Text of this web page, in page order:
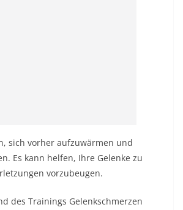
sich vorher aufzuwärmen und
Es kann helfen, Ihre Gelenke zu
vorzubeugen.
des Trainings Gelenkschmerzen